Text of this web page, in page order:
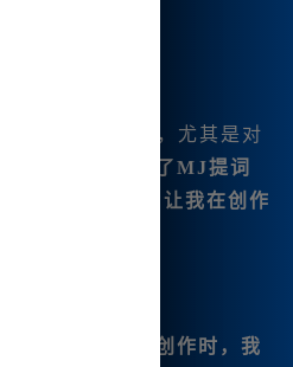
图形.界面完成，尤其是对
中文版内置了MJ提词
库下载等功能，让我在创作
进行插画创作时，我